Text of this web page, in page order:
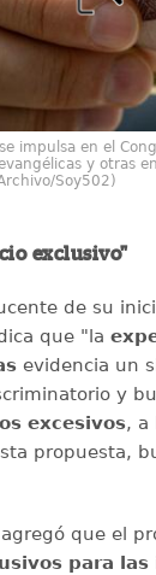
impulsa en el
y otras
Soy502)
exclusivo"
de su
que "la
evidencia un
y
excesivos, a
propuesta,
que el
para las